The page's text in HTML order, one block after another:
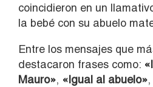
coincidieron en un
la bebé con su abuelo
Entre los mensajes que
destacaron frases como:
Mauro», «Igual al abuelo»,